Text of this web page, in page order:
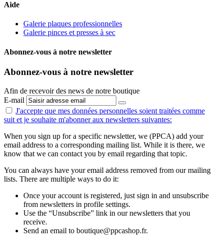
Aide
Galerie plaques professionnelles
Galerie pinces et presses à sec
Abonnez-vous à notre newsletter
Abonnez-vous à notre newsletter
Afin de recevoir des news de notre boutique
E-mail
J'accepte que mes données personnelles soient traitées comme
suit et je souhaite m'abonner aux newsletters suivantes:
When you sign up for a specific newsletter, we (PPCA) add your
email address to a corresponding mailing list. While it is there, we
know that we can contact you by email regarding that topic.
You can always have your email address removed from our mailing
lists. There are multiple ways to do it:
Once your account is registered, just sign in and unsubscribe
from newsletters in profile settings.
Use the “Unsubscribe” link in our newsletters that you
receive.
Send an email to boutique@ppcashop.fr.